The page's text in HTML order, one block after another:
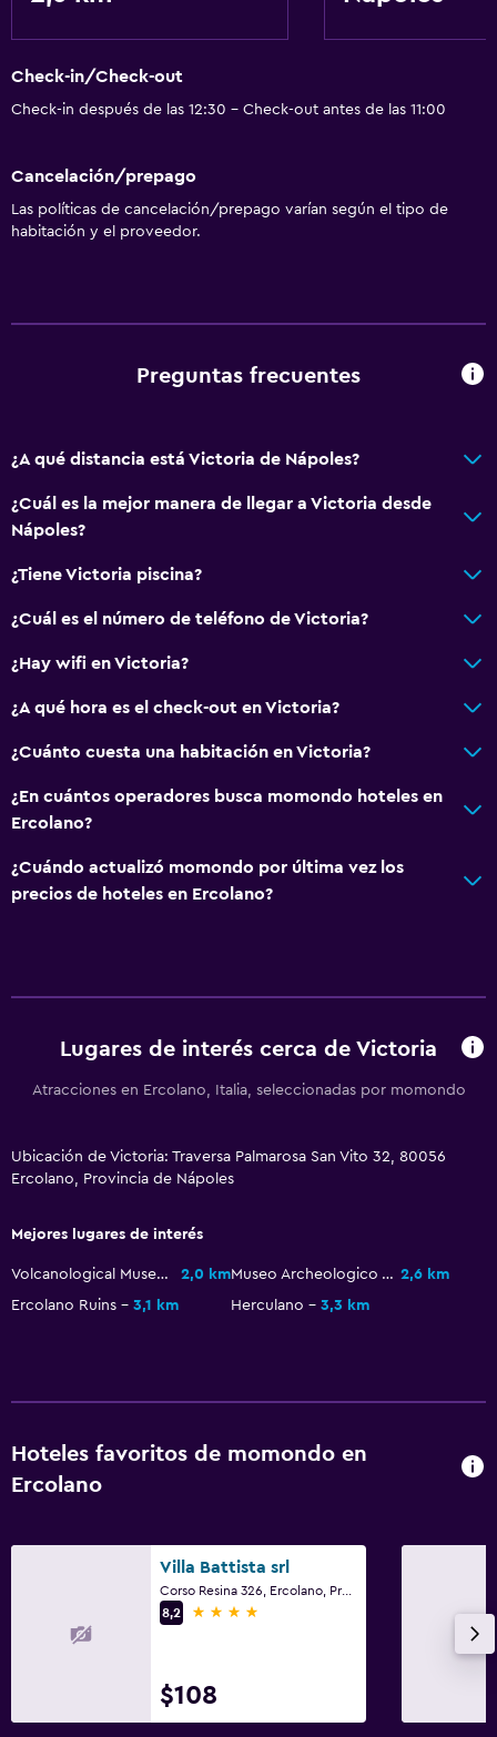
Check-in/Check-out
Check-in después de las 12:30 - Check-out antes de las 11:00
Cancelación/prepago
Las políticas de cancelación/prepago varían según el tipo de
habitación y el proveedor.
Preguntas frecuentes
¿A qué distancia está Victoria de Nápoles?
¿Cuál es la mejor manera de llegar a Victoria desde
Nápoles?
¿Tiene Victoria piscina?
¿Cuál es el número de teléfono de Victoria?
¿Hay wifi en Victoria?
¿A qué hora es el check-out en Victoria?
¿Cuánto cuesta una habitación en Victoria?
¿En cuántos operadores busca momondo hoteles en
Ercolano?
¿Cuándo actualizó momondo por última vez los
precios de hoteles en Ercolano?
Lugares de interés cerca de Victoria
Atracciones en Ercolano, Italia, seleccionadas por momondo
Ubicación de Victoria: Traversa Palmarosa San Vito 32, 80056
Ercolano, Provincia de Nápoles
Mejores lugares de interés
Volcanological Museum of the Vesuvius Observatory 2,0 km Museo Archeologico Virtuale 2,6 km
Ercolano Ruins
3,1 km Herculano 3,3 km
Hoteles favoritos de momondo en
Ercolano
Villa Battista srl
Corso Resina 326, Ercolano, Provincia de Nápoles
8,2
4 estrellas
$108